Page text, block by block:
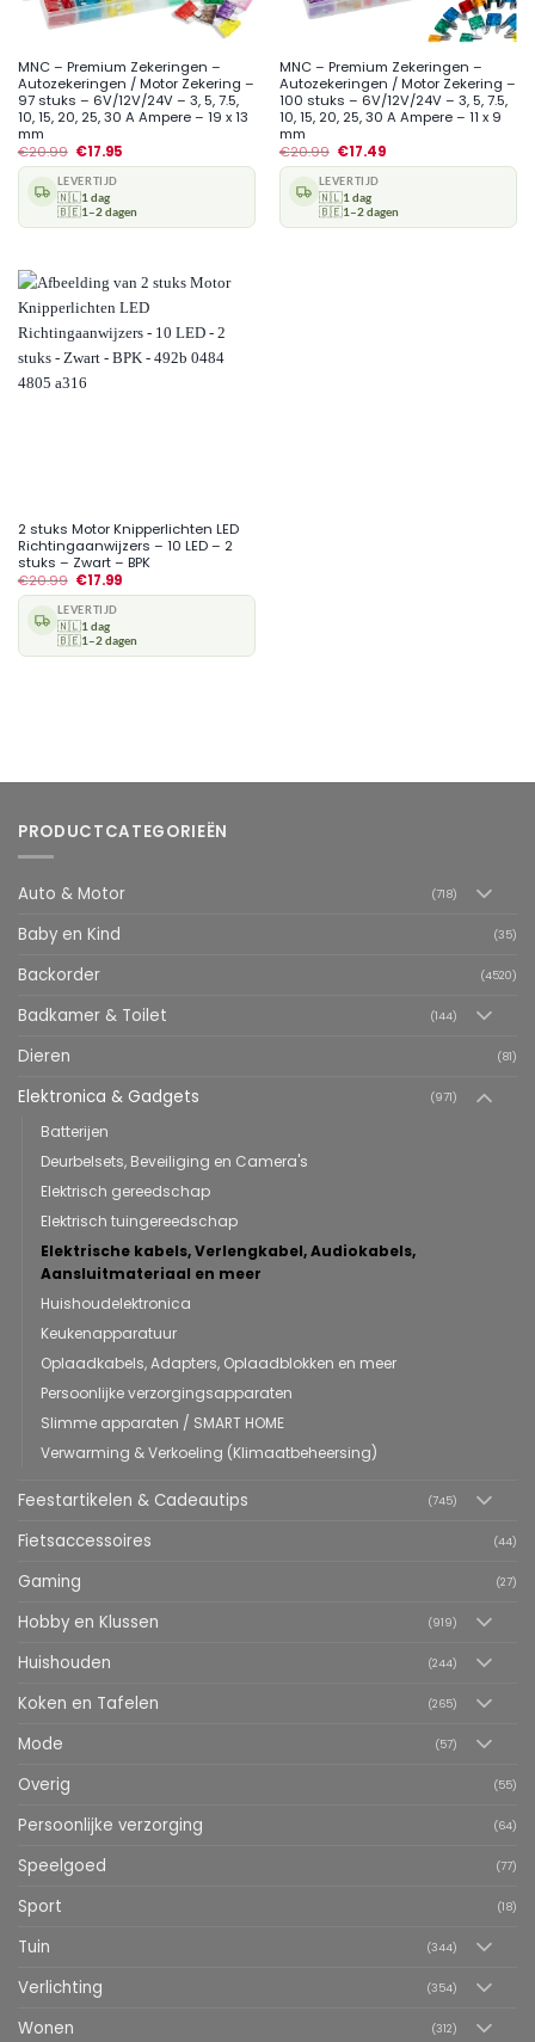
MNC – Premium Zekeringen –
Autozekeringen / Motor Zekering –
97 stuks – 6V/12V/24V – 3, 5, 7.5,
10, 15, 20, 25, 30 A Ampere – 19 x 13
mm
€20.99 €17.95
LEVERTIJD
🇳🇱1 dag
🇧🇪1–2 dagen
MNC – Premium Zekeringen –
Autozekeringen / Motor Zekering –
100 stuks – 6V/12V/24V – 3, 5, 7.5,
10, 15, 20, 25, 30 A Ampere – 11 x 9
mm
€20.99 €17.49
LEVERTIJD
🇳🇱1 dag
🇧🇪1–2 dagen
2 stuks Motor Knipperlichten LED
Richtingaanwijzers – 10 LED – 2
stuks – Zwart – BPK
€20.99 €17.99
LEVERTIJD
🇳🇱1 dag
🇧🇪1–2 dagen
PRODUCTCATEGORIEËN
Auto & Motor (718)
Baby en Kind (35)
Backorder (4520)
Badkamer & Toilet (144)
Dieren (81)
Elektronica & Gadgets (971)
Batterijen
Deurbelsets, Beveiliging en Camera's
Elektrisch gereedschap
Elektrisch tuingereedschap
Elektrische kabels, Verlengkabel, Audiokabels,
Aansluitmateriaal en meer
Huishoudelektronica
Keukenapparatuur
Oplaadkabels, Adapters, Oplaadblokken en meer
Persoonlijke verzorgingsapparaten
Slimme apparaten / SMART HOME
Verwarming & Verkoeling (Klimaatbeheersing)
Feestartikelen & Cadeautips (745)
Fietsaccessoires (44)
Gaming (27)
Hobby en Klussen (919)
Huishouden (244)
Koken en Tafelen (265)
Mode (57)
Overig (55)
Persoonlijke verzorging (64)
Speelgoed (77)
Sport (18)
Tuin (344)
Verlichting (354)
Wonen (312)